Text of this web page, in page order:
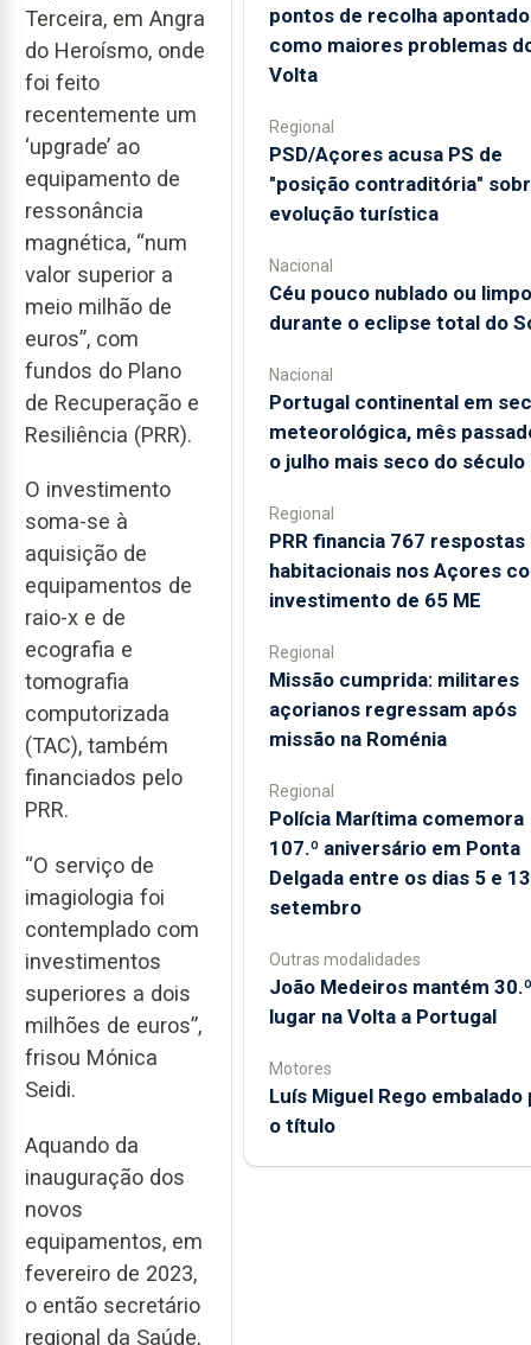
Terceira, em Angra
do Heroísmo, onde
foi feito
recentemente um
‘upgrade’ ao
equipamento de
ressonância
magnética, “num
valor superior a
meio milhão de
euros”, com
fundos do Plano
de Recuperação e
Resiliência (PRR).
O investimento
soma-se à
aquisição de
equipamentos de
raio-x e de
ecografia e
tomografia
computorizada
(TAC), também
financiados pelo
PRR.
“O serviço de
imagiologia foi
contemplado com
investimentos
superiores a dois
milhões de euros”,
frisou Mónica
Seidi.
Aquando da
inauguração dos
novos
equipamentos, em
fevereiro de 2023,
o então secretário
regional da Saúde,
pontos de recolha
como maiores problemas
Volta
Regional
PSD/Açores acusa PS de
"posição contraditória"
evolução turística
Nacional
Céu pouco nublado ou limpo
durante o eclipse total do
Nacional
Portugal continental em
meteorológica, mês
o julho mais seco do século
Regional
PRR financia 767 respostas
habitacionais nos Açores
investimento de 65 ME
Regional
Missão cumprida: militares
açorianos regressam após
missão na Roménia
Regional
Polícia Marítima comemora
107.º aniversário em Ponta
Delgada entre os dias 5 e
setembro
Outras modalidades
João Medeiros mantém 30.º
lugar na Volta a Portugal
Motores
Luís Miguel Rego embalado
o título